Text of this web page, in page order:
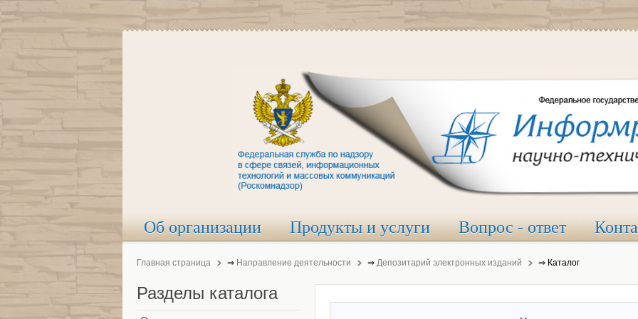
Об организации Продукты и услуги Вопрос - ответ
Главная страница ⇒ Направление деятельности ⇒ Депозитарий электронных изданий ⇒ Каталог
Разделы каталога